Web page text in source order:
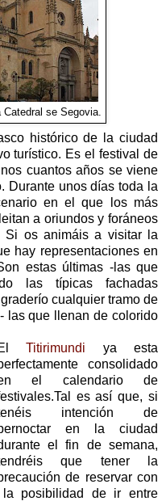
se Segovia.
histórico de la ciudad
turístico. Es el festival de
cuantos años se viene
Durante unos días toda la
en el que los más
a oriundos y foráneos
Si os animáis a visitar la
hay representaciones en
estas últimas -las que
las típicas fachadas
cualquier tramo de
las que llenan de colorido
Titirimundi ya esta
consolidado
el calendario de
es así que, si
intención de
en la ciudad
el fin de semana,
que tener la
de reservar con
la posibilidad de ir entre